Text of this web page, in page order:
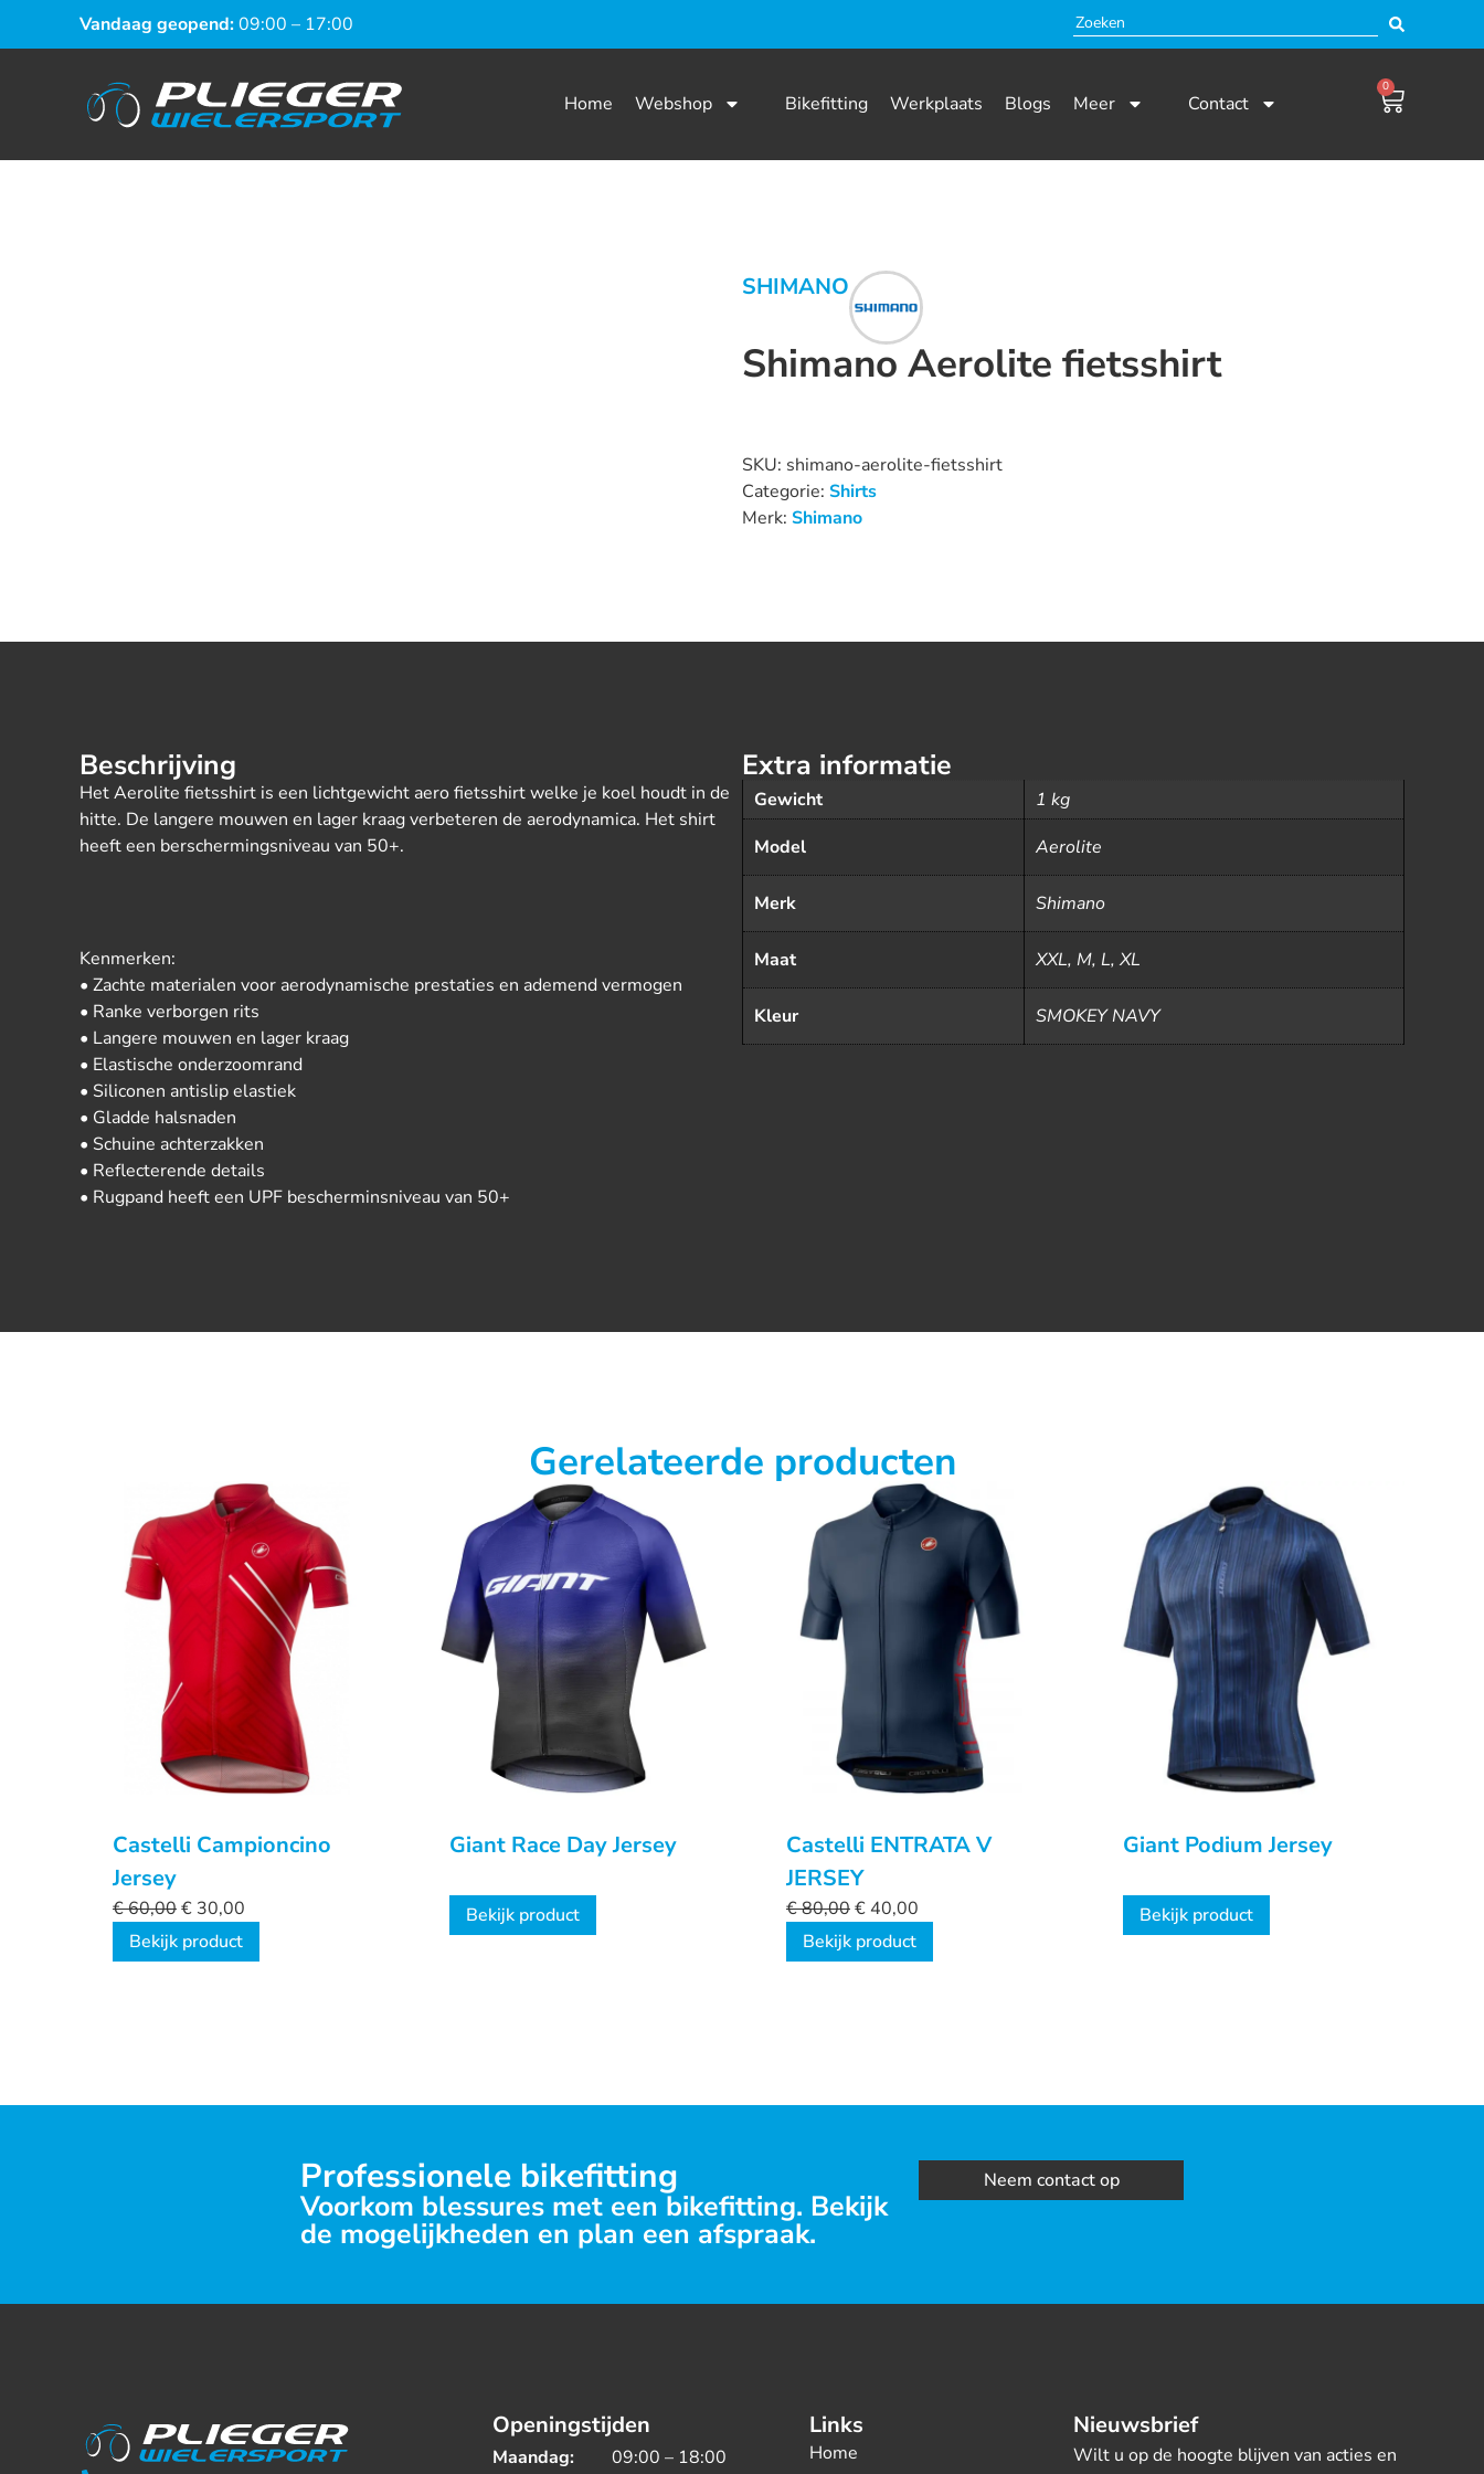
Vandaag geopend:09:00 – 17:00
Home Webshop Bikefitting Werkplaats Blogs Meer Contact
0
SHIMANO
Shimano Aerolite fietsshirt
SKU: shimano-aerolite-fietsshirt
Categorie: Shirts
Merk: Shimano
Beschrijving
Het Aerolite fietsshirt is een lichtgewicht aero fietsshirt welke je koel houdt in de
hitte. De langere mouwen en lager kraag verbeteren de aerodynamica. Het shirt
heeft een berschermingsniveau van 50+.
Kenmerken:
• Zachte materialen voor aerodynamische prestaties en ademend vermogen
• Ranke verborgen rits
• Langere mouwen en lager kraag
• Elastische onderzoomrand
• Siliconen antislip elastiek
• Gladde halsnaden
• Schuine achterzakken
• Reflecterende details
• Rugpand heeft een UPF bescherminsniveau van 50+
Extra informatie
Gewicht
1 kg
Model
Aerolite
Merk Shimano
Maat XXL, M, L, XL
Kleur SMOKEY NAVY
Gerelateerde producten
Castelli Campioncino
Jersey
€60,00€ 30,00
Bekijk product
Giant Race Day Jersey
Bekijk product
Castelli ENTRATA V
JERSEY
€80,00€ 40,00
Bekijk product
Giant Podium Jersey
Bekijk product
Professionele bikefitting
Voorkom blessures met een bikefitting. Bekijk
de mogelijkheden en plan een afspraak.
Neem contact op
Openingstijden
Maandag: 09:00 – 18:00
Links
Home
Nieuwsbrief
Wilt u op de hoogte blijven van acties en